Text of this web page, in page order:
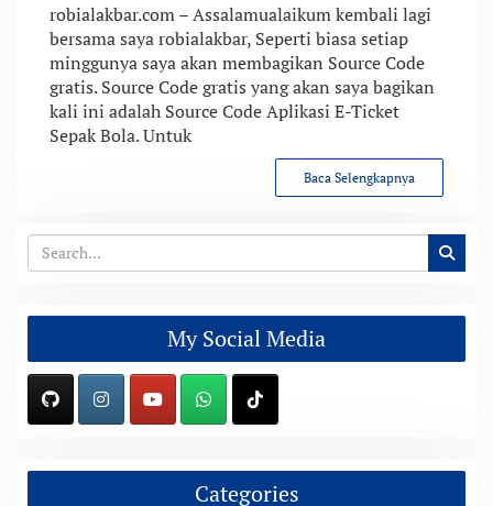
robialakbar.com – Assalamualaikum kembali lagi
bersama saya robialakbar, Seperti biasa setiap
minggunya saya akan membagikan Source Code
gratis. Source Code gratis yang akan saya bagikan
kali ini adalah Source Code Aplikasi E-Ticket
Sepak Bola. Untuk
Baca Selengkapnya
My Social Media
Categories